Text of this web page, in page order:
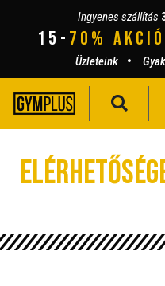
Ingyenes szállítás
15- 70%
Üzleteink